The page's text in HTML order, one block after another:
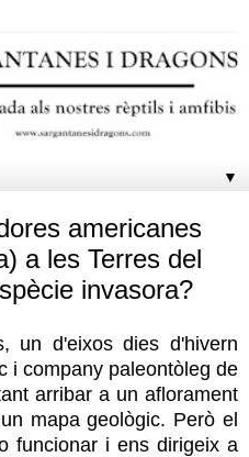
▼
americanes
a les Terres del
invasora?
un d'eixos dies d'hivern
i company paleontòleg de
arribar a un aflorament
mapa geològic. Però el
funcionar i ens dirigeix a